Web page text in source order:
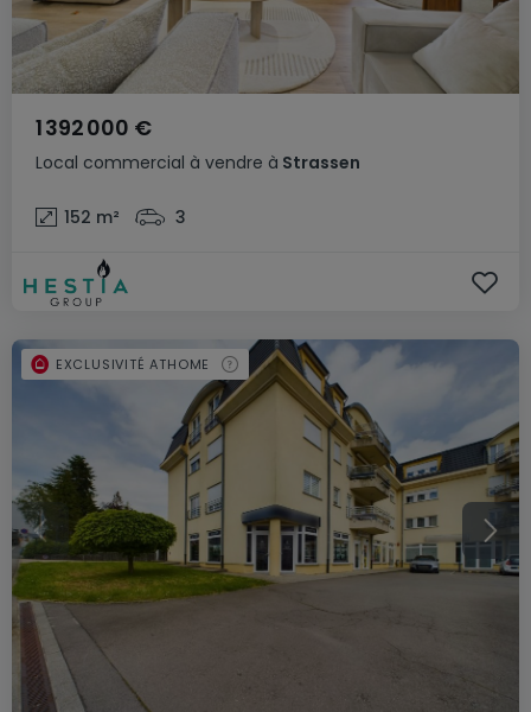
Local commercial à vendre à Strassen
1 392 000 €
152 m² 3
EXCLUSIVITÉ ATHOME